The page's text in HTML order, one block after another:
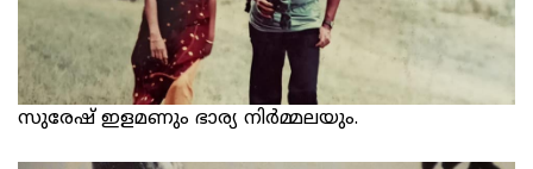
സുരേഷ് ഇളമണും ഭാര്യ നിര്‍മ്മലയും.